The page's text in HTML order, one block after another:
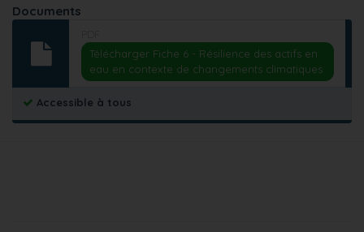
Documents
Télécharger Fiche 6 - Résilience des actifs en
eau en contexte de changements climatiques
Accessible à tous